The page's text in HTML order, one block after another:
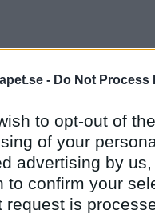
- Do Not Process
to opt-out of
of your
advertising by
to confirm your
request is
Måne...